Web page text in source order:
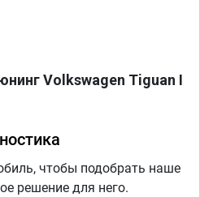
Volkswagen Tiguan I
чтобы подобрать наше
решение для него.